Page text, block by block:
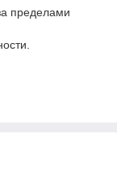
пределами